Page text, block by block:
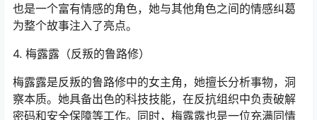
也是一个富有情感的角色，她与其他角色之间的情感纠葛
为整个故事注入了亮点。
4. 梅露露（反叛的鲁路修）
梅露露是反叛的鲁路修中的女主角，她擅长分析事物，洞
察本质。她具备出色的科技技能，在反抗组织中负责破解
密码和安全保障等工作。同时，梅露露也是一位充满同情